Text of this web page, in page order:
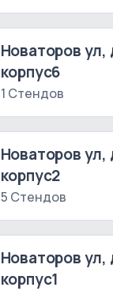
Новаторов
корпус6
1 Стендов
Новаторов
корпус2
5 Стендов
Новаторов
корпус1